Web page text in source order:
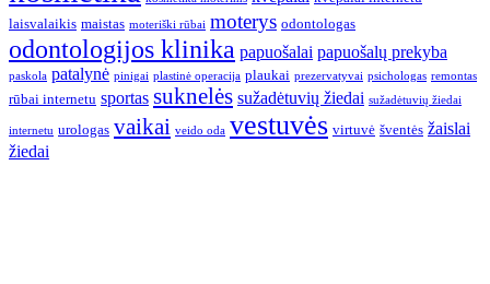
laisvalaikis maistas moteriški rūbai moterys odontologas
odontologijos klinika papuošalai papuošalų prekyba
paskola patalynė pinigai plastinė operacija plaukai prezervatyvai psichologas remontas
rūbai internetu sportas suknelės sužadėtuvių žiedai sužadėtuvių žiedai
internetu urologas vaikai veido oda vestuvės virtuvė šventės žaislai
žiedai